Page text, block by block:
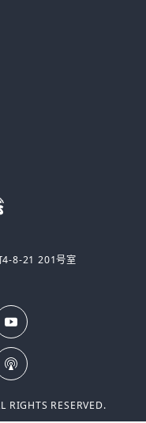
4-8-21 201号室
RIGHTS RESERVED.